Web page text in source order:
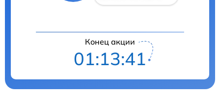
Конец акции
01:13:40